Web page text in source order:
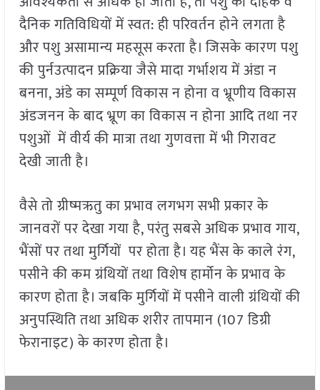
दैनिक गतिविधियों में स्वत: ही परिवर्तन होने लगता है
और पशु असामान्य महसूस करता है। जिसके कारण पशु
की पुर्नउत्पादन प्रक्रिया जैसे मादा गर्भाशय में अंडा न
बनना, अंडे का सम्पूर्ण विकास न होना व भ्रूणीय विकास
अंडजनन के बाद भ्रूण का विकास न होना आदि तथा नर
पशुओं में वीर्य की मात्रा तथा गुणवत्ता में भी गिरावट
देखी जाती है।
वैसे तो ग्रीष्मऋतु का प्रभाव लगभग सभी प्रकार के
जानवरों पर देखा गया है, परंतु सबसे अधिक प्रभाव गाय,
भैंसों पर तथा मुर्गियों पर होता है। यह भैंस के काले रंग,
पसीने की कम ग्रंथियों तथा विशेष हार्मोन के प्रभाव के
कारण होता है। जबकि मुर्गियों में पसीने वाली ग्रंथियों की
अनुपस्थिति तथा अधिक शरीर तापमान (107 डिग्री
फेरानाइट) के कारण होता है।